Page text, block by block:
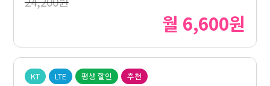
월 6,600원
KT LTE 평생 할인 추천